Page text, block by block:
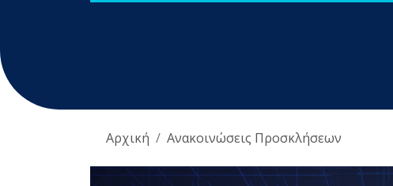
Αρχική Ανακοινώσεις Προσκλήσεων